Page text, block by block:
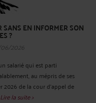
EN INFORMER SON
?
2026
salarié qui est parti
au mépris de ses
2026 de la cour d’appel de
Lire la suite >